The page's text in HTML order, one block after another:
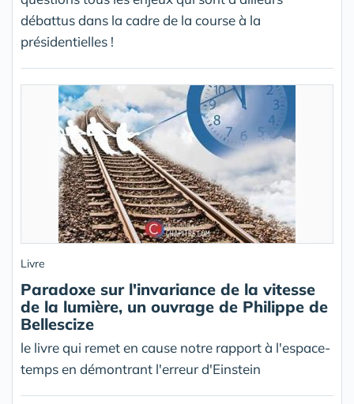
débattus dans la cadre de la course à la
présidentielles !
Livre
Paradoxe sur l'invariance de la vitesse
de la lumière, un ouvrage de Philippe de
Bellescize
le livre qui remet en cause notre rapport à l'espace-
temps en démontrant l'erreur d'Einstein